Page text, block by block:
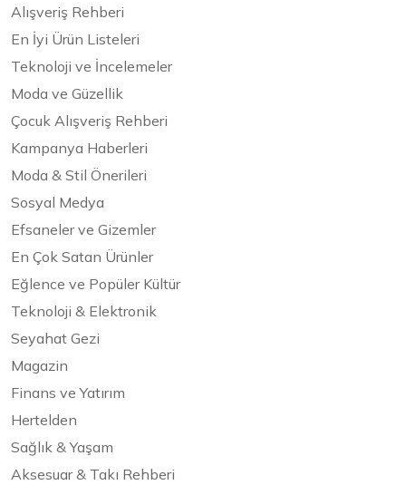
Alışveriş Rehberi
En İyi Ürün Listeleri
Teknoloji ve İncelemeler
Moda ve Güzellik
Çocuk Alışveriş Rehberi
Kampanya Haberleri
Moda & Stil Önerileri
Sosyal Medya
Efsaneler ve Gizemler
En Çok Satan Ürünler
Eğlence ve Popüler Kültür
Teknoloji & Elektronik
Seyahat Gezi
Magazin
Finans ve Yatırım
Hertelden
Sağlık & Yaşam
Aksesuar & Takı Rehberi